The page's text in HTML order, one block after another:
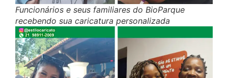
Funcionários e seus familiares do BioParque
recebendo sua caricatura personalizada